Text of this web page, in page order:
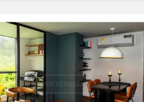
VER DETALLES